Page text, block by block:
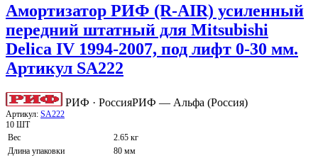
Амортизатор РИФ (R-AIR) усиленный
передний штатный для Mitsubishi
Delica IV 1994-2007, под лифт 0-30 мм.
Артикул SA222
РИФ · РоссияРИФ — Альфа (Россия)
Артикул: SA222
10 ШТ
Вес
2.65 кг
Длина упаковки
80 мм